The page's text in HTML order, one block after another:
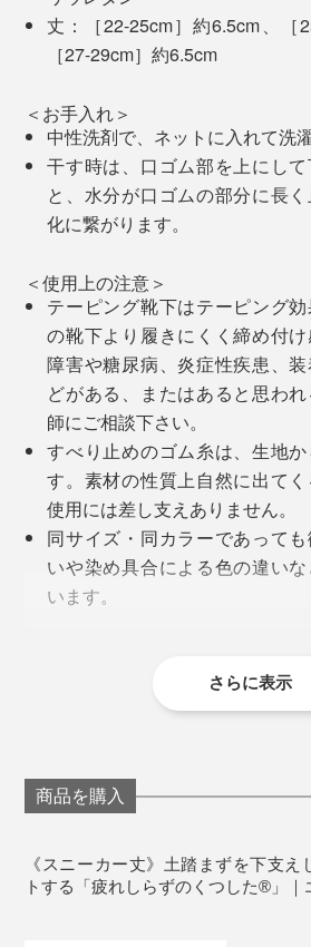
スのような固さはありません。
で、足裏のアーチを支え、動きの
た姿勢をキープ。足の筋肉が効率
れしらず”を実現しています。
写真左からイエロー、グレー、オフホワイト、ブラ
足裏にはロゴ、足の甲には左右
「R」が配色で編み込まれ、おし
す。
家の中で履くのもおすすめ。この
グの足当たりも柔らか。すべりにく
一度これを体感すると、他のもの
いというのも納得です！
丈：［22-25cm］約6.5cm、［
［27-29cm］約6.5cm
＜お手入れ＞
中性洗剤で、ネットに入れて洗
干す時は、口ゴム部を上にし
と、水分が口ゴムの部分に長
化に繋がります。
＜使用上の注意＞
テーピング靴下はテーピング
の靴下より履きにくく締め付
障害や糖尿病、炎症性疾患、
どがある、またはあると思わ
師にご相談下さい。
すべり止めのゴム糸は、生地
す。素材の性質上自然に出て
使用には差し支えありません。
同サイズ・同カラーであって
いや染め具合による色の違い
います。
います。 サイズ等は着用や洗
じんできます。
足の爪が伸びている、乾燥し
合、生地に穴が開くことがあ
さい。
さらに表示
商品を購入
《スニーカー丈》土踏まずを下支
トする「疲れしらずのくつした®」｜